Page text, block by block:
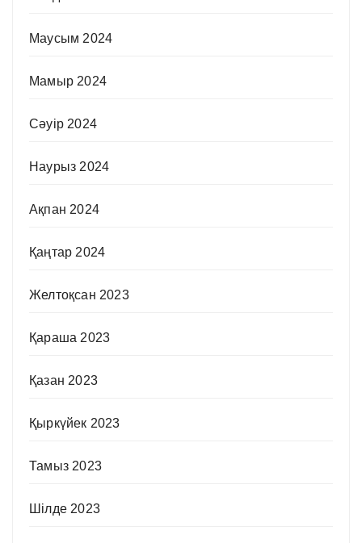
Маусым 2024
Мамыр 2024
Сәуір 2024
Наурыз 2024
Ақпан 2024
Қаңтар 2024
Желтоқсан 2023
Қараша 2023
Қазан 2023
Қыркүйек 2023
Тамыз 2023
Шілде 2023